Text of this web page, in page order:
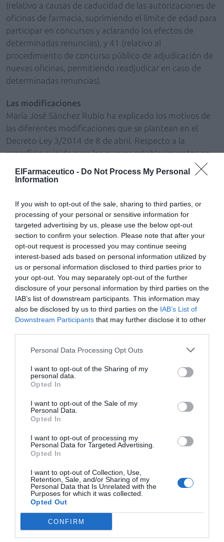
ElFarmaceutico - Do Not Process My Personal
Information
If you wish to opt-out of the sale, sharing to third parties, or
processing of your personal or sensitive information for
targeted advertising by us, please use the below opt-out
section to confirm your selection. Please note that after your
opt-out request is processed you may continue seeing
interest-based ads based on personal information utilized by
us or personal information disclosed to third parties prior to
your opt-out. You may separately opt-out of the further
disclosure of your personal information by third parties on the
IAB’s list of downstream participants. This information may
also be disclosed by us to third parties on the IAB’s List of
Downstream Participants that may further disclose it to other
Personal Data Processing Opt Outs
I want to opt-out of the Sharing of my
personal data.
Opted In
I want to opt-out of the Sale of my
Personal Data.
Opted In
I want to opt-out of processing my
Personal Data for Targeted Advertising.
Opted In
I want to opt-out of Collection, Use,
Retention, Sale, and/or Sharing of my
Personal Data that Is Unrelated with the
Purposes for which it was collected.
Opted Out
CONFIRM
(relativo a causas de caducidad de las autorizaciones de
oficinas de farmacia, suprimiendo el límite de edad para
participar en concursos y aclarando los efectos de
determinadas renuncias), y 41 (relativo al
procedimiento de concurso público de adjudicación de
nuevas oficinas, permitiendo readjudicar en caso de
determinadas renuncias).
Las modificaciones
María José Sánchez Rubio ha explicado los motivos de
las diferentes modificaciones que se plantean en el
Decreto-Ley 3/2014 de 8 de abril. Respecto a la
superficie exigida para los nuevos establecimientos en
municipios de menos de 1.000 habitantes ha apuntado
que será de 60 m2 y 30 para la planta de acceso a la vía
de Farmacia, respectivamente). Esta modificación se
plantea a fin de «solventar los problemas encontrados
en la instalación de determinadas oficinas de farmacia
del concurso de 2010», ha dicho Sánchez Rubio.
Respecto a la edad y cotitularidad de los aspirantes, se
plantean las modificaciones necesarias a fin de
«eliminar la caducidad del derecho de titularidad por
motivos de edad por encima de los 65 años» y de
«permitir la participación por separado de cada
cotitular en un concurso», con la premisa de que el
la consejera.
Asimismo, la modificación legislativa regula la
reapertura del concurso de oficinas de farmacia
convocado en 2010 a fin de volver a adjudicar seis
farmacias en fase tercera y que han vuelto a quedar
vacantes tras renunciar sus adjudicatarios a abrirlas. Las
(Granada), Alicún (Almería) y La Nava (Huelva).
Añadir El Farmacéuticocomo fuente preferida
de Google de forma gratuita
Mantente informado con las últimas noticias de actualidad.
ACTIVAR AHORA